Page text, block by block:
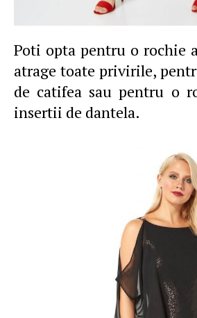
Poti opta pentru o rochie
atrage toate privirile,
de catifea sau pentru o
insertii de dantela.